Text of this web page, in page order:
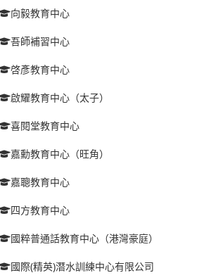
向毅教育中心
吾師補習中心
啓彥教育中心
啟耀教育中心（太子）
喜閱堂教育中心
嘉勳教育中心（旺角）
嘉聰教育中心
四方教育中心
國粹普通話教育中心（港灣豪庭）
國際(精英)潛水訓練中心有限公司